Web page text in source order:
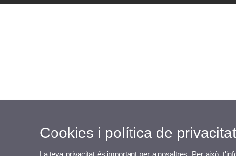
Cookies i política de privacitat
La teva privacitat és important per a nosaltres. Per això,